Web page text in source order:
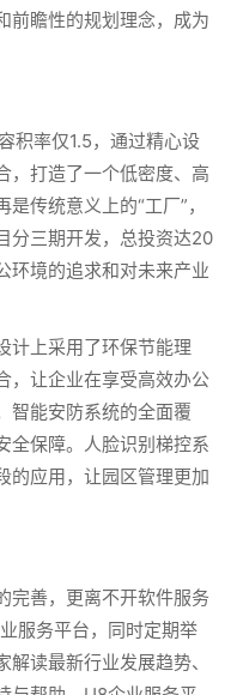
前瞻性的规划理念，成为
积率仅1.5，通过精心设
，打造了一个低密度、高
传统意义上的“工厂”，
分三期开发，总投资达20
环境的追求和对未来产业
计上采用了环保节能理
，让企业在享受高效办公
智能安防系统的全面覆
全保障。人脸识别梯控系
的应用，让园区管理更加
完善，更离不开软件服务
服务平台，同时定期举
读最新行业发展趋势、